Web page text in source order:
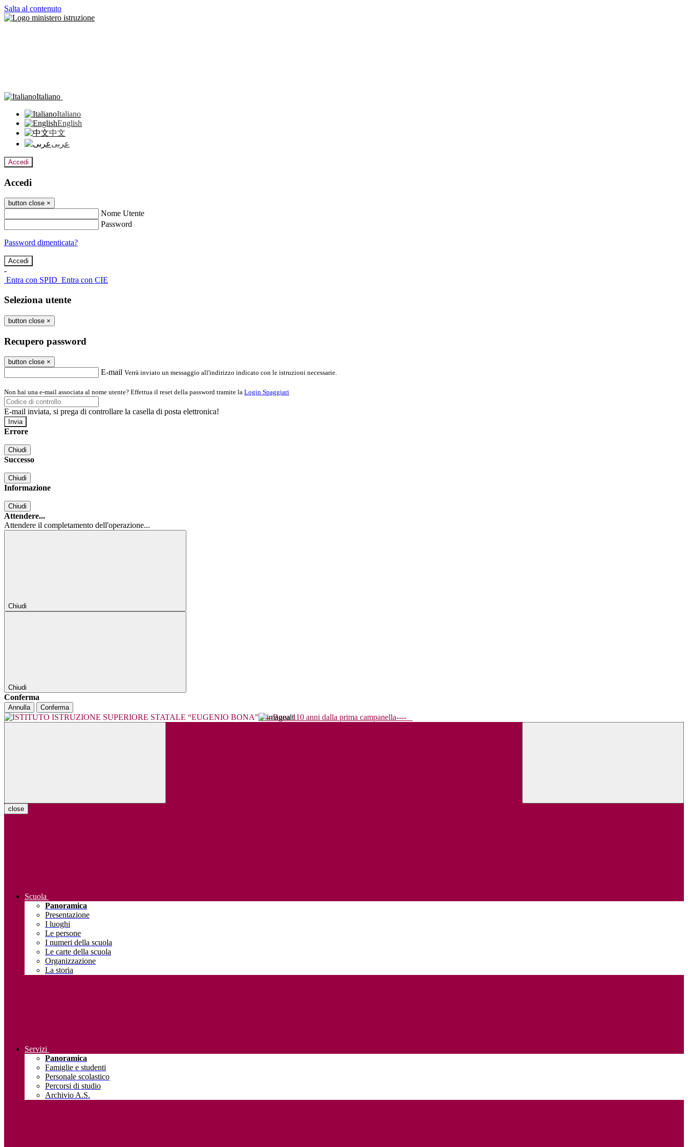
Salta al contenuto
Italiano
Italiano
English
中文
عربى
Accedi
Accedi
button close ×
Nome Utente
Password
Password dimenticata?
-
Entra con SPID Entra con CIE
Seleziona utente
button close ×
Recupero password
button close ×
E-mail Verrà inviato un messaggio all'indirizzo indicato con le istruzioni necessarie.
Non hai una e-mail associata al nome utente? Effettua il reset della password tramite la Login Spaggiari
E-mail inviata, si prega di controllare la casella di posta elettronica!
Errore
Chiudi
Successo
Chiudi
Informazione
Chiudi
Attendere...
Attendere il completamento dell'operazione...
Chiudi
Chiudi
Conferma
Annulla Conferma
----Bona 110 anni dalla prima campanella----
close
Scuola
Panoramica
Presentazione
I luoghi
Le persone
I numeri della scuola
Le carte della scuola
Organizzazione
La storia
Servizi
Panoramica
Famiglie e studenti
Personale scolastico
Percorsi di studio
Archivio A.S.